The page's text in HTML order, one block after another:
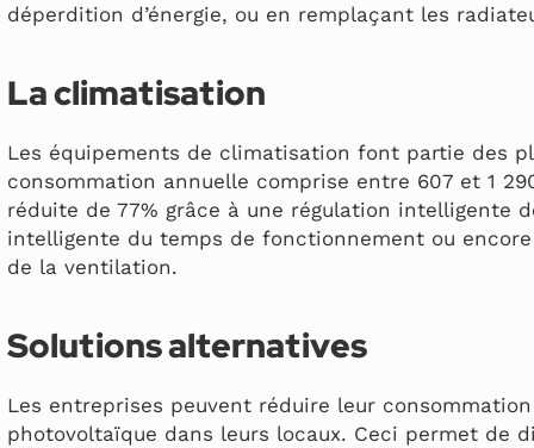
déperdition d’énergie, ou en remplaçant les
La climatisation
Les équipements de climatisation font partie des
consommation annuelle comprise entre 607 et 1
réduite de 77% grâce à une régulation intelligente
intelligente du temps de fonctionnement ou encore
de la ventilation.
Solutions alternatives
Les entreprises peuvent réduire leur
photovoltaïque dans leurs locaux. Ceci permet de